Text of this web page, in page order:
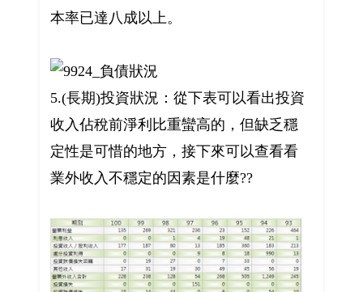
本率已達八成以上。
5.(長期)投資狀況：從下表可以看出投資
收入佔稅前淨利比重蠻高的，但缺乏穩
定性是可惜的地方，接下來可以查看看
業外收入不穩定的因素是什麼??